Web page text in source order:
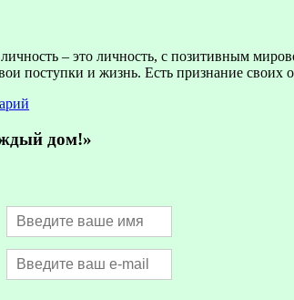
– это личность, с позитивным
поступки и жизнь. Есть признание
дом!»